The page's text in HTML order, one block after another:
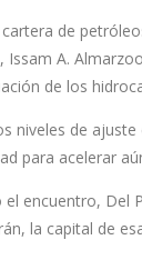
cartera de
Issam A.
de los
niveles de
para acelerar
encuentro, Del
la capital de